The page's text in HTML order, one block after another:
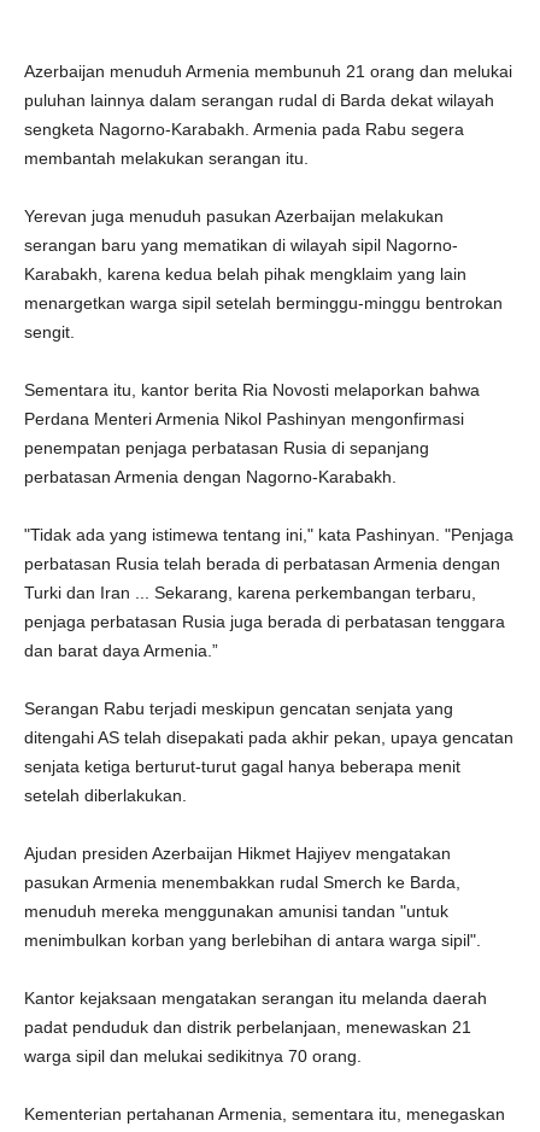
Azerbaijan menuduh Armenia membunuh 21 orang dan melukai
puluhan lainnya dalam serangan rudal di Barda dekat wilayah
sengketa Nagorno-Karabakh. Armenia pada Rabu segera
membantah melakukan serangan itu.
Yerevan juga menuduh pasukan Azerbaijan melakukan
serangan baru yang mematikan di wilayah sipil Nagorno-
Karabakh, karena kedua belah pihak mengklaim yang lain
menargetkan warga sipil setelah berminggu-minggu bentrokan
sengit.
Sementara itu, kantor berita Ria Novosti melaporkan bahwa
Perdana Menteri Armenia Nikol Pashinyan mengonfirmasi
penempatan penjaga perbatasan Rusia di sepanjang
perbatasan Armenia dengan Nagorno-Karabakh.
"Tidak ada yang istimewa tentang ini," kata Pashinyan. "Penjaga
perbatasan Rusia telah berada di perbatasan Armenia dengan
Turki dan Iran ... Sekarang, karena perkembangan terbaru,
penjaga perbatasan Rusia juga berada di perbatasan tenggara
dan barat daya Armenia.”
Serangan Rabu terjadi meskipun gencatan senjata yang
ditengahi AS telah disepakati pada akhir pekan, upaya gencatan
senjata ketiga berturut-turut gagal hanya beberapa menit
setelah diberlakukan.
Ajudan presiden Azerbaijan Hikmet Hajiyev mengatakan
pasukan Armenia menembakkan rudal Smerch ke Barda,
menuduh mereka menggunakan amunisi tandan "untuk
menimbulkan korban yang berlebihan di antara warga sipil".
Kantor kejaksaan mengatakan serangan itu melanda daerah
padat penduduk dan distrik perbelanjaan, menewaskan 21
warga sipil dan melukai sedikitnya 70 orang.
Kementerian pertahanan Armenia, sementara itu, menegaskan